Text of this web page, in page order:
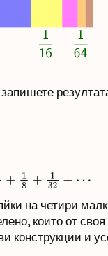
+1 32 +⋯
на четири
които от своя
конструкции и